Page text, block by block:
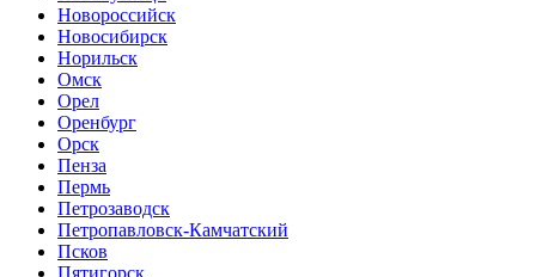
Новороссийск
Новосибирск
Норильск
Омск
Орел
Оренбург
Орск
Пенза
Пермь
Петрозаводск
Петропавловск-Камчатский
Псков
Пятигорск